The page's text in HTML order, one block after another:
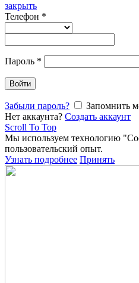
закрыть
Телефон *
Пароль *
Войти
Забыли пароль?
Запомнить
Нет аккаунта? Создать аккаунт
Scroll To Top
Мы используем технологию
пользовательский опыт.
Узнать подробнее Принять